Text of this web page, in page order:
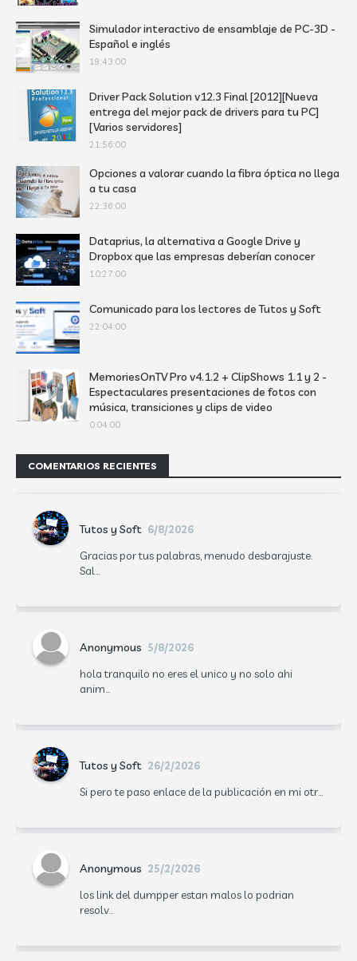
Simulador interactivo de ensamblaje de PC-3D -
Español e inglés
19:43:00
Driver Pack Solution v12.3 Final [2012][Nueva
entrega del mejor pack de drivers para tu PC]
[Varios servidores]
21:56:00
Opciones a valorar cuando la fibra óptica no llega
a tu casa
22:36:00
Dataprius, la alternativa a Google Drive y
Dropbox que las empresas deberían conocer
10:27:00
Comunicado para los lectores de Tutos y Soft
22:04:00
MemoriesOnTV Pro v4.1.2 + ClipShows 1.1 y 2 -
Espectaculares presentaciones de fotos con
música, transiciones y clips de video
0:04:00
COMENTARIOS RECIENTES
Tutos y Soft 6/8/2026
Gracias por tus palabras, menudo desbarajuste.
Sal...
Anonymous 5/8/2026
hola tranquilo no eres el unico y no solo ahi
anim...
Tutos y Soft 26/2/2026
Si pero te paso enlace de la publicación en mi otr...
Anonymous 25/2/2026
los link del dumpper estan malos lo podrian
resolv...